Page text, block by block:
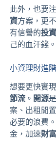
此外，也要
資方案，更
有信譽的投資
己的血汗錢。
小資理財進
想要更快實現
節流 。 開源
案、出租閒
必要的浪費
金，加速財富